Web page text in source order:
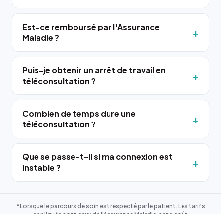
Est-ce remboursé par l'Assurance
Maladie ?
Puis-je obtenir un arrêt de travail en
téléconsultation ?
Combien de temps dure une
téléconsultation ?
Que se passe-t-il si ma connexion est
instable ?
*Lorsque le parcours de soin est respecté par le patient. Les tarifs